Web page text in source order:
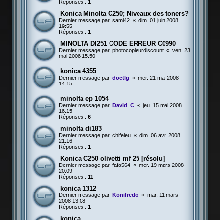
Réponses : 1
Konica Minolta C250; Niveaux des toners?
Dernier message par sami42 « dim. 01 juin 2008
19:55
Réponses : 1
MINOLTA DI251 CODE ERREUR C0990
Dernier message par photocopieurdiscount « ven. 23
mai 2008 15:50
konica 4355
Dernier message par doctlg « mer. 21 mai 2008
14:15
minolta ep 1054
Dernier message par David_C « jeu. 15 mai 2008
18:15
Réponses : 6
minolta di183
Dernier message par chifeleu « dim. 06 avr. 2008
21:16
Réponses : 1
Konica C250 olivetti mf 25 [résolu]
Dernier message par fafa564 « mer. 19 mars 2008
20:09
Réponses : 11
konica 1312
Dernier message par Konifredo « mar. 11 mars
2008 13:08
Réponses : 1
konica